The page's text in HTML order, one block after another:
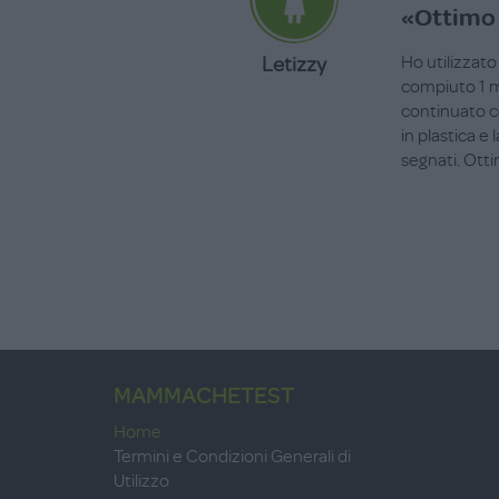
Letizzy
«Ottimo
Ho utilizzato
compiuto 1
continuato
in plastica e
segnati.
MAMMACHETEST
Home
Termini e Condizioni Generali di
Utilizzo